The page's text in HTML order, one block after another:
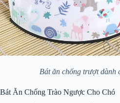
Bát ăn chống trượt dành
Bát Ăn Chống Trào Ngược Cho Chó